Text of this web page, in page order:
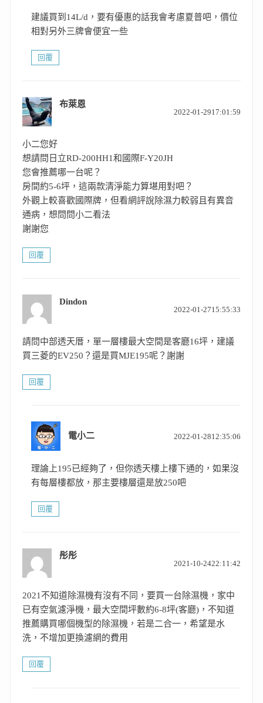
建議買到14L/d，要有優惠的話我會考慮夏普吧，價位
相對另外三牌會便宜一些
回覆
布萊恩
2022-01-2917:01:59
小二您好
想請問日立RD-200HH1和國際F-Y20JH
您會推薦哪一台呢？
房間約5-6坪，這兩款清淨能力算堪用對吧？
外觀上較喜歡國際牌，但看網評說除濕力較弱且有異音
通病，想問問小二看法
謝謝您
回覆
Dindon
2022-01-2715:55:33
請問中部透天厝，單一層樓最大空間是客廳16坪，建議
買三菱的EV250？還是買MJE195呢？謝謝
回覆
電小二 2022-01-2812:35:06
理論上195已經夠了，但你透天樓上樓下通的，如果沒
有每層樓都放，那主要樓層還是放250吧
回覆
彤彤
2021-10-2422:11:42
2021不知道除濕機有沒有不同，要買一台除濕機，家中
已有空氣濾淨機，最大空間坪數約6-8坪(客廳)，不知道
推薦購買哪個機型的除濕機，若是二合一，希望是水
洗，不增加更換濾網的費用
回覆